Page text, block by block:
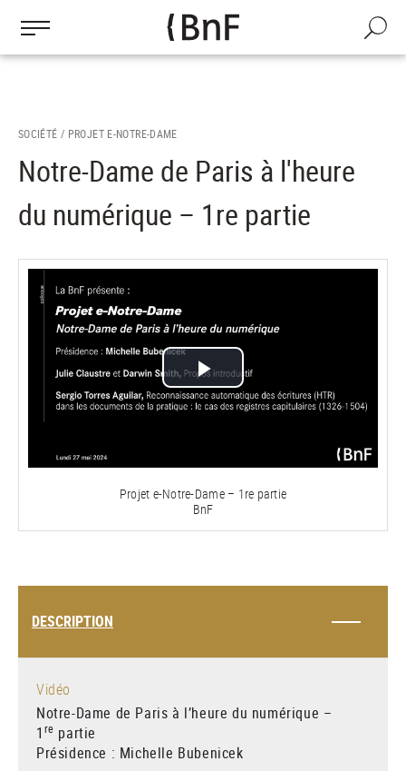
contenu
Recherche
SOCIÉTÉ / PROJET E-NOTRE-DAME
Notre-Dame de Paris à l'heure
du numérique – 1re partie
Lire
vidéo
Projet e-Notre-Dame – 1re partie
BnF
DESCRIPTION
Vidéo
Notre-Dame de Paris à l’heure du numérique –
1 re partie
Présidence : Michelle Bubenicek